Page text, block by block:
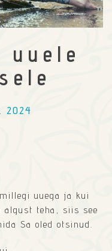
uuele
2024
uuega ja kui
algust teha, siis see
Sa oled otsinud.